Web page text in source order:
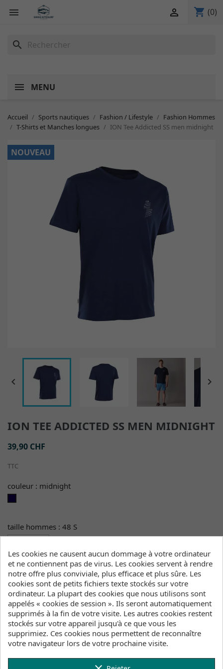
 shopping_cart (0)

search
MENU
Accueil Sports nautiques Fashion / Lifestyle
Fashion Hommes
T-Shirts et Manches longues
ION Tee Addicted SS men midnight
NOUVEAU
 
ION TEE ADDICTED SS MEN MIDNIGHT
39,90 CHF
TTC
couleur : midnight
taille hommes : 48 S
Quantité
 AJOUTER AU PANIER
favorite_border
Nous livrons de stock
Entrepôts (Stock, Délais de livraison)
Les cookies ne causent aucun dommage à votre ordinateur
et ne contiennent pas de virus. Les cookies servent à rendre
notre offre plus conviviale, plus efficace et plus sûre. Les
cookies sont de petits fichiers texte stockés sur votre
ordinateur. La plupart des cookies que nous utilisons sont
appelés « cookies de session ». Ils seront automatiquement
supprimés à la fin de votre visite. Les autres cookies restent
stockés sur votre appareil jusqu'à ce que vous les
supprimiez. Ces cookies nous permettent de reconnaître
votre navigateur lors de votre prochaine visite.